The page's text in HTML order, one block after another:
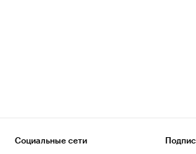
Социальные сети